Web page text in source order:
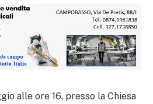
alle ore 16, presso la Chiesa